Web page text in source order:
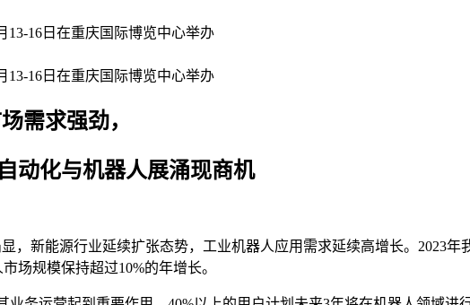
13-16日在重庆国际博览中心举办
13-16日在重庆国际博览中心举办
，
器人展涌现商机
，新能源行业延续扩张态势，工业机器人应用需求延续高增长。2023
场规模保持超过10%的年增长。